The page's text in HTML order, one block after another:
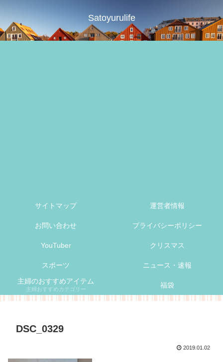
Satoyurulife
サイトマップ 運営者情報
お問い合わせ プライバシーポリシー
YouTuber クリスマス
スポーツ
ニュース・速報
主婦のおすすめアイテム
主婦おすすめカテゴリー 福袋
DSC_0329
2019.01.02